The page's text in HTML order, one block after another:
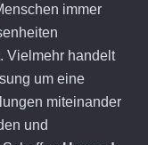
immer
Vielmehr handelt
um eine
miteinander
und